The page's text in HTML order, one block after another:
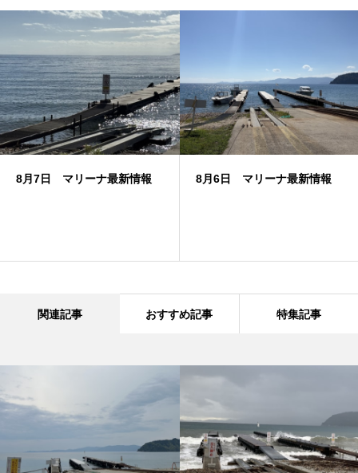
8月7日 マリーナ最新情報 8月6日 マリーナ最新情報
関連記事 おすすめ記事 特集記事